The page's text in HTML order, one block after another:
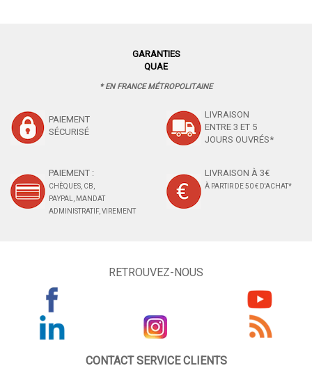
GARANTIES
QUAE
* EN FRANCE MÉTROPOLITAINE
PAIEMENT
SÉCURISÉ
LIVRAISON
ENTRE 3 ET 5
JOURS OUVRÉS*
PAIEMENT :
CHÈQUES, CB,
PAYPAL, MANDAT
ADMINISTRATIF, VIREMENT
LIVRAISON À 3€
À PARTIR DE 50 € D'ACHAT*
RETROUVEZ-NOUS
CONTACT SERVICE CLIENTS